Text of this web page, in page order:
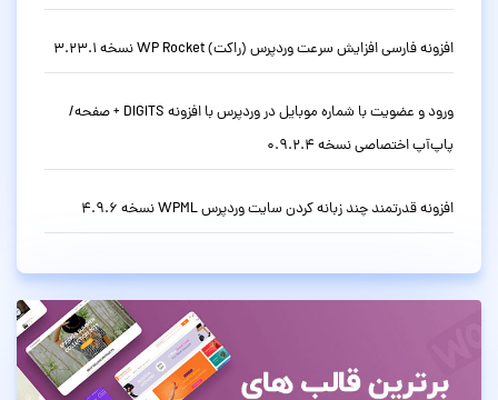
افزونه فارسی افزایش سرعت وردپرس (راکت) WP Rocket نسخه 3.23.1
ورود و عضویت با شماره موبایل در وردپرس با افزونه DIGITS + صفحه/
پاپ‌آپ اختصاصی نسخه 0.9.2.4
افزونه قدرتمند چند زبانه کردن سایت وردپرس WPML نسخه 4.9.6